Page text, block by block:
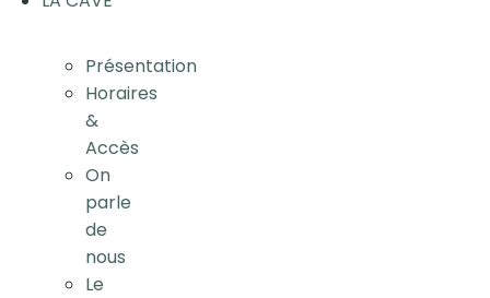
Présentation
Horaires
&
Accès
On
parle
de
nous
Le